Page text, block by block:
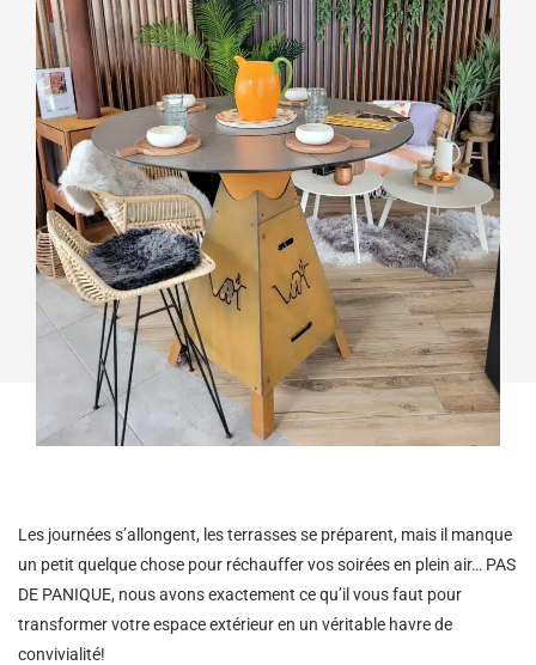
Les journées s’allongent, les terrasses se préparent, mais il manque
un petit quelque chose pour réchauffer vos soirées en plein air… PAS
DE PANIQUE, nous avons exactement ce qu’il vous faut pour
transformer votre espace extérieur en un véritable havre de
convivialité!